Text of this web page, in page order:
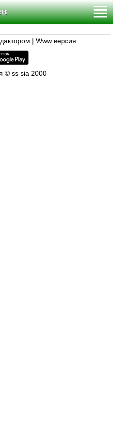
Www версия
© ss sia 2000